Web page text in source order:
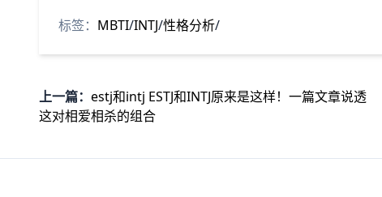
标签： MBTI/INTJ/性格分析/
上一篇： estj和intj ESTJ和INTJ原来是这样！一篇文章说透
这对相爱相杀的组合